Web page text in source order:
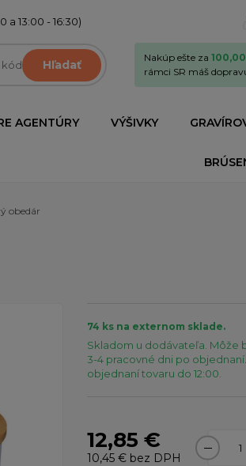
a 13:00 - 16:30)
Hľadať
Nakúp ešte za
rámci SR máš
AGENTÚRY VÝŠIVKY
obedár
74 ks na externom sklade.
Skladom u dodávateľa. Môže
3-4 pracovné dni po
objednaní tovaru do 12:00.
12,85 €
10,45 € bez DPH